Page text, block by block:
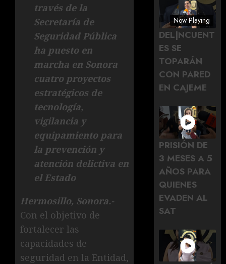
través de la
Secretaría de
Seguridad Pública
ha puesto en
marcha en Sonora
cuatro proyectos
estratégicos de
tecnología,
vigilancia y
equipamiento para
la prevención y
atención delictiva en
el Estado
Hermosillo, Sonora.-
Con el objetivo de
fortalecer las
capacidades de
seguridad en la Entidad,
Now Playing
DEL|NCUENT
ES SE
TOPARÁN
CON PARED
EN CAJEME
PRISIÓN DE
3 MESES A 5
AÑOS PARA
QUIENES
EVADEN AL
SAT